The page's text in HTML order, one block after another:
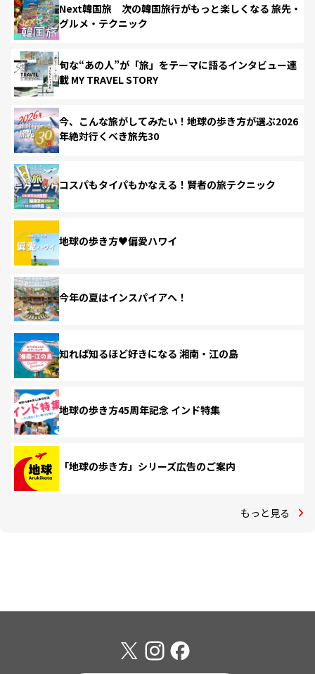
Next韓国旅 次の韓国旅行がもっと楽しくなる 旅先・
グルメ・テクニック
旬な“あの人”が「旅」をテーマに語るインタビュー連
載 MY TRAVEL STORY
今、こんな旅がしてみたい！地球の歩き方が選ぶ2026
年絶対行くべき旅先30
コスパもタイパもかなえる！賢者の旅テクニック
地球の歩き方♥偏愛ハワイ
今年の夏はインスパイアへ！
知れば知るほど好きになる 湘南・江の島
地球の歩き方45周年記念 インド特集
「地球の歩き方」シリーズ広告のご案内
もっと見る